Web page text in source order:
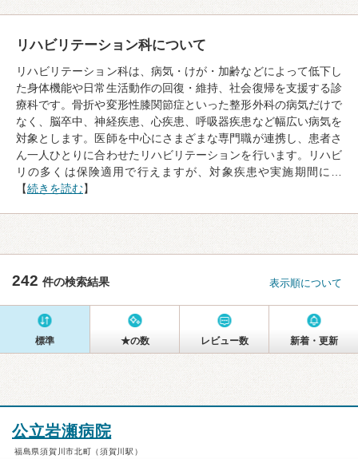
リハビリテーション科について
リハビリテーション科は、病気・けが・加齢などによって低下し
た身体機能や日常生活動作の回復・維持、社会復帰を支援する診
療科です。骨折や変形性膝関節症といった整形外科の病気だけで
なく、脳卒中、神経疾患、心疾患、呼吸器疾患など幅広い病気を
対象とします。医師を中心にさまざまな専門職が連携し、患者さ
ん一人ひとりに合わせたリハビリテーションを行います。リハビ
リの多くは保険適用で行えますが、対象疾患や実施期間に…
【続きを読む】
242 件の検索結果 表示順について
標準 ★の数 レビュー数 新着・更新
公立岩瀬病院
福島県須賀川市北町（須賀川駅）